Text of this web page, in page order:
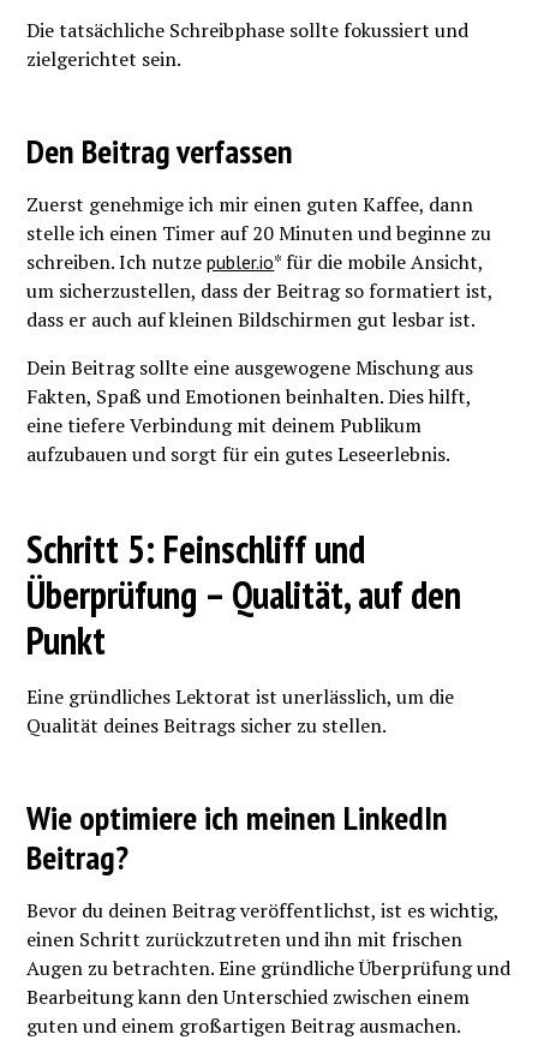
Die tatsächliche Schreibphase sollte fokussiert und
zielgerichtet sein.
Den Beitrag verfassen
Zuerst genehmige ich mir einen guten Kaffee, dann
stelle ich einen Timer auf 20 Minuten und beginne zu
schreiben. Ich nutzepubler.io* für die mobile Ansicht,
um sicherzustellen, dass der Beitrag so formatiert ist,
dass er auch auf kleinen Bildschirmen gut lesbar ist.
Dein Beitrag sollte eine ausgewogene Mischung aus
Fakten, Spaß und Emotionen beinhalten. Dies hilft,
eine tiefere Verbindung mit deinem Publikum
aufzubauen und sorgt für ein gutes Leseerlebnis.
Schritt 5: Feinschliff und
Überprüfung – Qualität, auf den
Punkt
Eine gründliches Lektorat ist unerlässlich, um die
Qualität deines Beitrags sicher zu stellen.
Wie optimiere ich meinen LinkedIn
Beitrag?
Bevor du deinen Beitrag veröffentlichst, ist es wichtig,
einen Schritt zurückzutreten und ihn mit frischen
Augen zu betrachten. Eine gründliche Überprüfung und
Bearbeitung kann den Unterschied zwischen einem
guten und einem großartigen Beitrag ausmachen.